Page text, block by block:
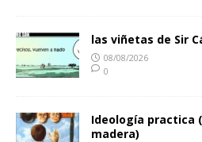
las viñetas de Sir
08/08/2026
0
Ideología practica
madera)